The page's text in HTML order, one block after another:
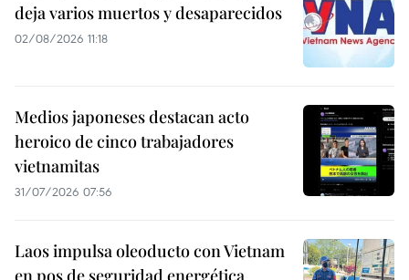
deja varios muertos y desaparecidos
02/08/2026 11:18
Medios japoneses destacan acto
heroico de cinco trabajadores
vietnamitas
31/07/2026 07:56
Laos impulsa oleoducto con Vietnam
en pos de seguridad energética